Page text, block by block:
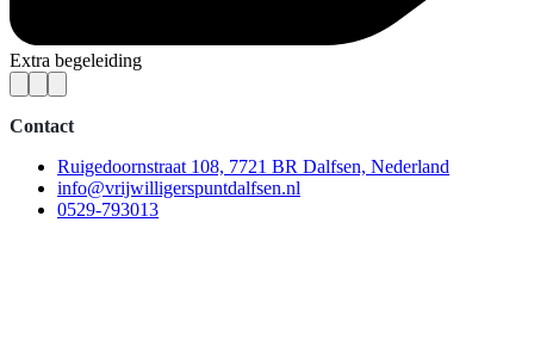
Extra begeleiding
Contact
Ruigedoornstraat 108, 7721 BR Dalfsen, Nederland
info@vrijwilligerspuntdalfsen.nl
0529-793013